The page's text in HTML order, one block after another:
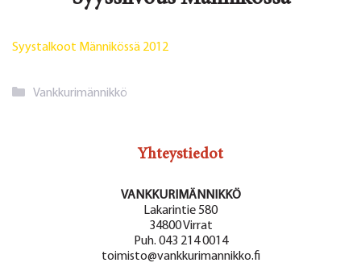
Syystalkoot Männikössä 2012
Kategoriat
Vankkurimännikkö
Yhteystiedot
VANKKURIMÄNNIKKÖ
Lakarintie 580
34800 Virrat
Puh. 043 214 0014
toimisto@vankkurimannikko.fi